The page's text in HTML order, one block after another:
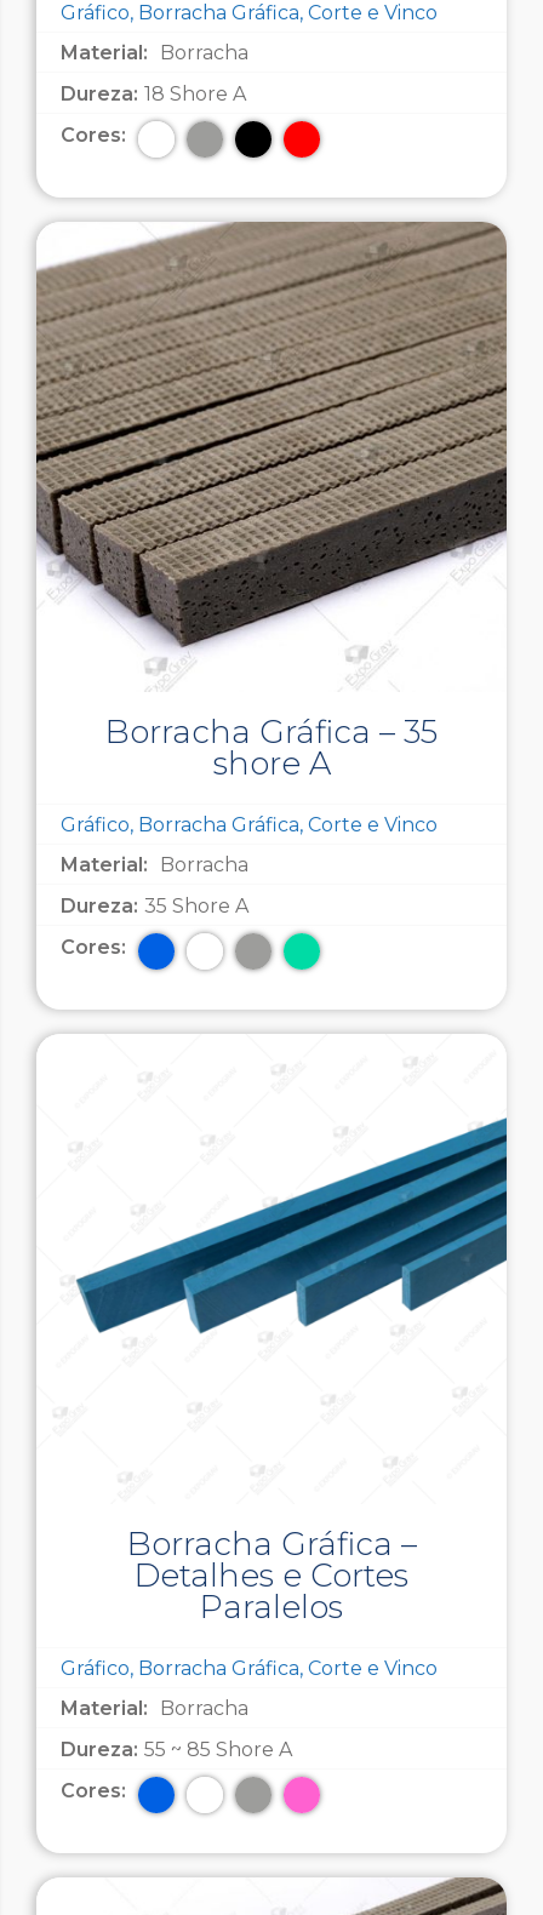
Gráfico, Borracha Gráfica, Corte e Vinco
Material:
Borracha
Dureza: 18 Shore A
Cores:
Borracha Gráfica – 35
shore A
Gráfico, Borracha Gráfica, Corte e Vinco
Material:
Borracha
Dureza: 35 Shore A
Cores:
Borracha Gráfica –
Detalhes e Cortes
Paralelos
Gráfico, Borracha Gráfica, Corte e Vinco
Material:
Borracha
Dureza: 55 ~ 85 Shore A
Cores: